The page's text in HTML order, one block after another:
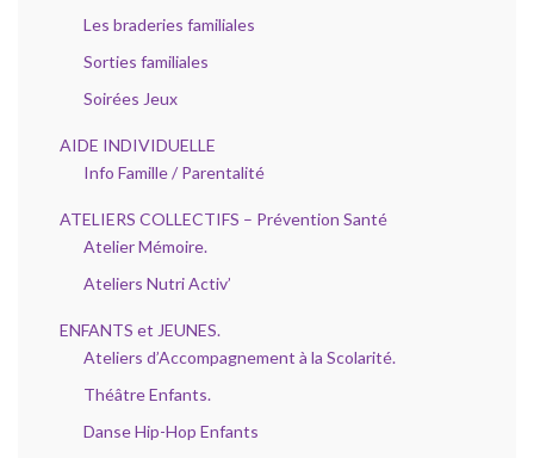
Les braderies familiales
Sorties familiales
Soirées Jeux
AIDE INDIVIDUELLE
Info Famille / Parentalité
ATELIERS COLLECTIFS – Prévention Santé
Atelier Mémoire.
Ateliers Nutri Activ’
ENFANTS et JEUNES.
Ateliers d’Accompagnement à la Scolarité.
Théâtre Enfants.
Danse Hip-Hop Enfants